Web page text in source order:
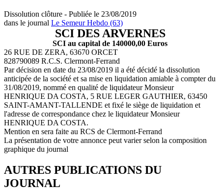
Dissolution clôture - Publiée le 23/08/2019
dans le journal Le Semeur Hebdo (63)
SCI DES ARVERNES
SCI au capital de 140000,00 Euros
26 RUE DE ZERA, 63670 ORCET
828790089 R.C.S. Clermont-Ferrand
Par décision en date du 23/08/2019 il a été décidé la dissolution
anticipée de la société et sa mise en liquidation amiable à compter du
31/08/2019, nommé en qualité de liquidateur Monsieur
HENRIQUE DA COSTA, 5 RUE LEGER GAUTHIER, 63450
SAINT-AMANT-TALLENDE et fixé le siège de liquidation et
l'adresse de correspondance chez le liquidateur Monsieur
HENRIQUE DA COSTA.
Mention en sera faite au RCS de Clermont-Ferrand
La présentation de votre annonce peut varier selon la composition
graphique du journal
AUTRES PUBLICATIONS DU
JOURNAL